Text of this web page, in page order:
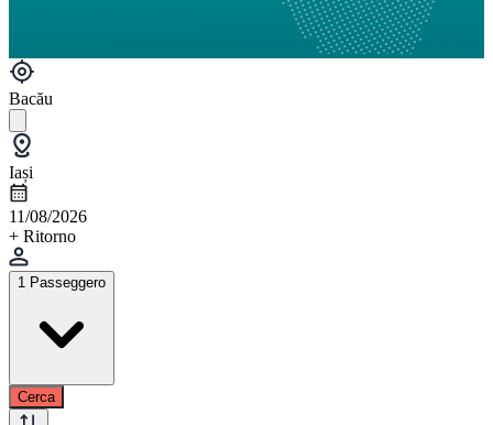
Bacău
Iași
11/08/2026
+ Ritorno
1 Passeggero
Cerca